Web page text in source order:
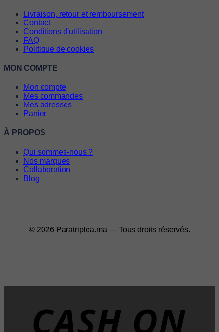
Livraison, retour et remboursement
Contact
Conditions d'utilisation
FAQ
Politique de cookies
MON COMPTE
Mon compte
Mes commandes
Mes adresses
Panier
À PROPOS
Qui sommes-nous ?
Nos marques
Collaboration
Blog
© 2026 Paratriplea.ma — Tous droits réservés.